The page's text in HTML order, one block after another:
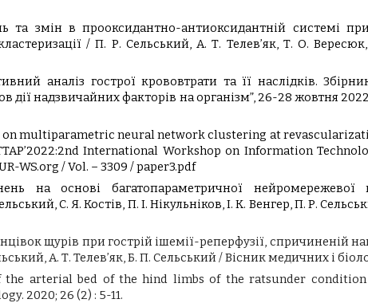
та змін в прооксидантно-антиоксидантній системі
/ П. Р. Сельський, А. Т. Телев’як, Т. О.
аналіз гострої крововтрати та її наслідків.
дії надзвичайних факторів на організм”, 26-28 жовтня
multiparametric neural network clustering at
ITTAP’2022:2nd International Workshop on Information
WS.org / Vol. – 3309 / paper3.pdf
на основі багатопараметричної нейромережевої
С. Я. Костів, П. І. Нікульніков, І. К. Венгер, П. Р.
щурів при гострій ішемії-реперфузії, спричиненій
А. Т. Телев’як, Б. П. Сельський / Вісник медичних і
the arterial bed of the hind limbs of the ratsunder
2020; 26 (2) : 5-11.